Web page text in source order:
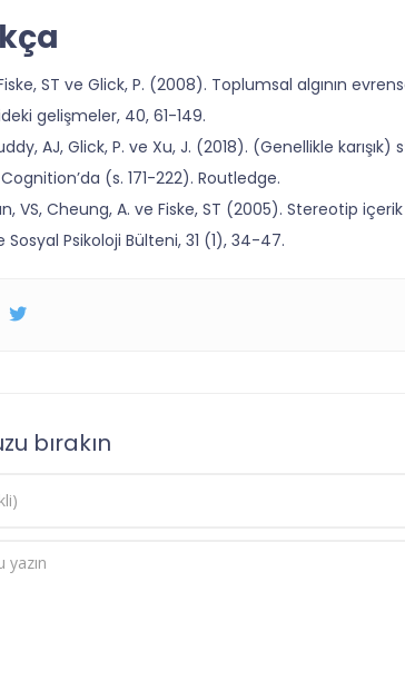
ST ve Glick, P. (2008). Toplumsal algının
gelişmeler, 40, 61-149.
AJ, Glick, P. ve Xu, J. (2018). (Genellikle
(s. 171-222). Routledge.
VS, Cheung, A. ve Fiske, ST (2005). Stereotip
Sosyal Psikoloji Bülteni, 31 (1), 34-47.
bırakın